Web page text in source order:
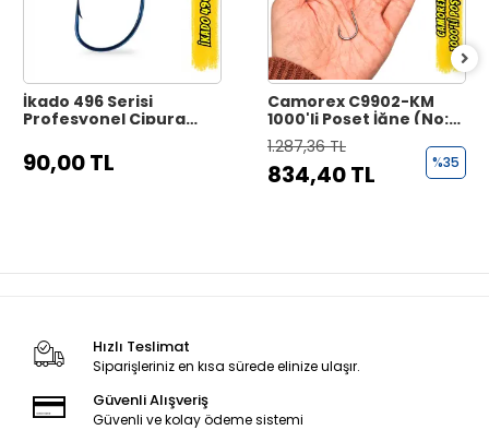
İkado 496 Serisi
Profesyonel Çipura
90,00 TL
Camorex C9902-KM
1000'li Poşet İğne (No:
15)
1.287,36 TL
834,40 TL %35
Hızlı Teslimat
Siparişleriniz en kısa sürede elinize ulaşır.
Güvenli Alışveriş
Güvenli ve kolay ödeme sistemi